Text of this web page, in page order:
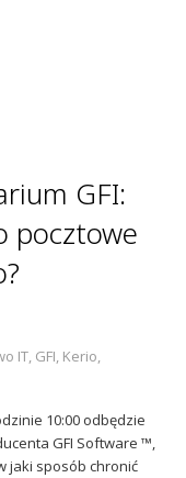
GFI:
pocztowe
IT, GFI, Kerio,
10:00 odbędzie
GFI Software ™,
jaki sposób chronić